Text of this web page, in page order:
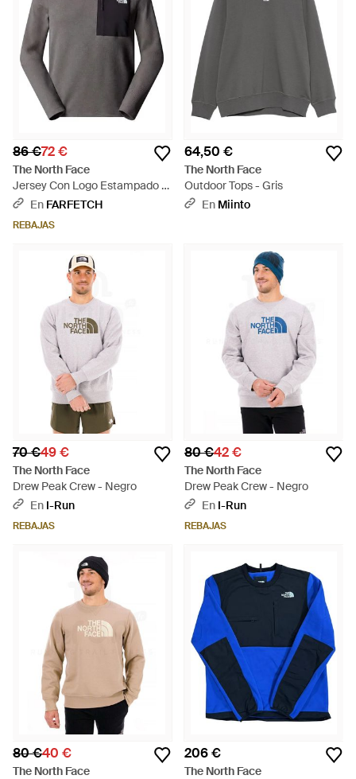
86 €72 €
The North Face
Jersey Con Logo Estampado Y
Bolsillo Con Cremallera - Gris
En FARFETCH
REBAJAS
64,50 €
The North Face
Outdoor Tops - Gris
En Miinto
70 €49 €
The North Face
Drew Peak Crew - Negro
En I-Run
REBAJAS
80 €42 €
The North Face
Drew Peak Crew - Negro
En I-Run
REBAJAS
80 €40 €
The North Face
206 €
The North Face